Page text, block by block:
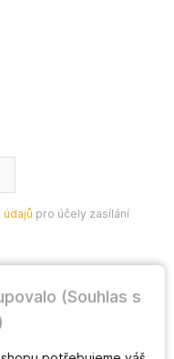
pro účely zasílání
(Souhlas s